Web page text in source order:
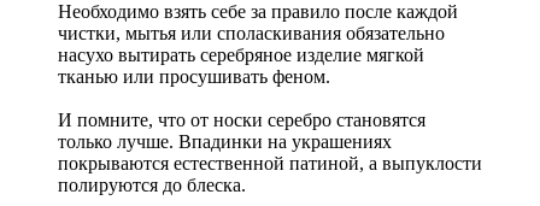
Необходимо взять себе за правило после каждой
чистки, мытья или споласкивания обязательно
насухо вытирать серебряное изделие мягкой
тканью или просушивать феном.
И помните, что от носки серебро становятся
только лучше. Впадинки на украшениях
покрываются естественной патиной, а выпуклости
полируются до блеска.